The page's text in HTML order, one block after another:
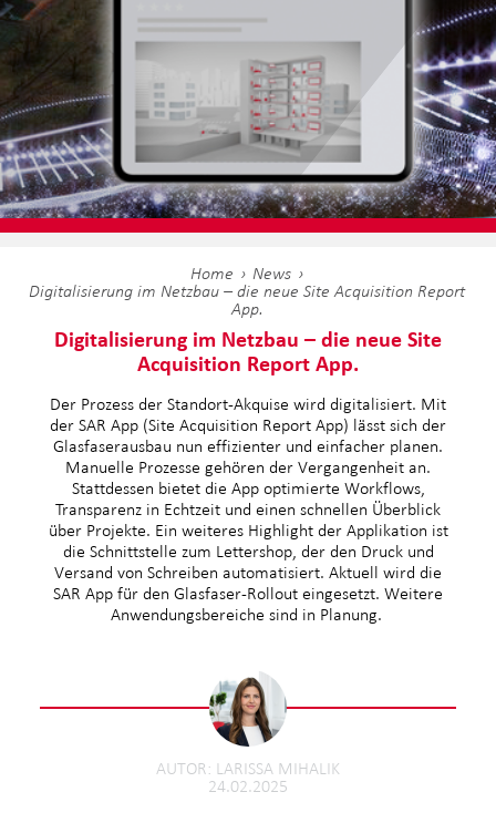
Home
News
Digitalisierung im Netzbau – die neue Site Acquisition Report
App.
Digitalisierung im Netzbau – die neue Site
Acquisition Report App.
Der Prozess der Standort-Akquise wird digitalisiert. Mit
der SAR App (Site Acquisition Report App) lässt sich der
Glasfaserausbau nun effizienter und einfacher planen.
Manuelle Prozesse gehören der Vergangenheit an.
Stattdessen bietet die App optimierte Workflows,
Transparenz in Echtzeit und einen schnellen Überblick
über Projekte. Ein weiteres Highlight der Applikation ist
die Schnittstelle zum Lettershop, der den Druck und
Versand von Schreiben automatisiert. Aktuell wird die
SAR App für den Glasfaser-Rollout eingesetzt. Weitere
Anwendungsbereiche sind in Planung.
24.02.2025
AUTOR LARISSA MIHALIK